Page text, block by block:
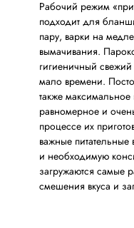
Рабочий режим
подходит для
пару, варки на
вымачивания.
гигиеничный
мало времени.
также
равномерное и
процессе их
важные питательные
и необходимую
загружаются самые
смешения вкуса и